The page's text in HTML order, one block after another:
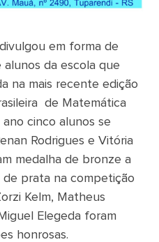
em forma de
alunos da escola que
na mais recente edição
de Matemática
cinco alunos se
Rodrigues e Vitória
medalha de bronze a
de prata na competição
Kelm, Matheus
Elegeda foram
honrosas.